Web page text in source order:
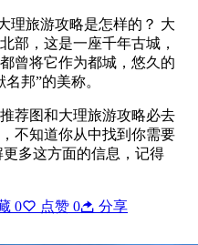
理旅游攻略是怎样的？ 大
部，这是一座千年古城，
曾将它作为都城，悠久的
邦”的美称。
荐图和大理旅游攻略必去
不知道你从中找到你需要
多这方面的信息，记得
0 点赞 0 分享